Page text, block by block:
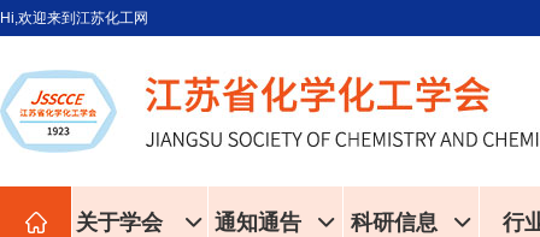
Hi,欢迎来到江苏化工网
关于学会 通知通告 科研信息 行